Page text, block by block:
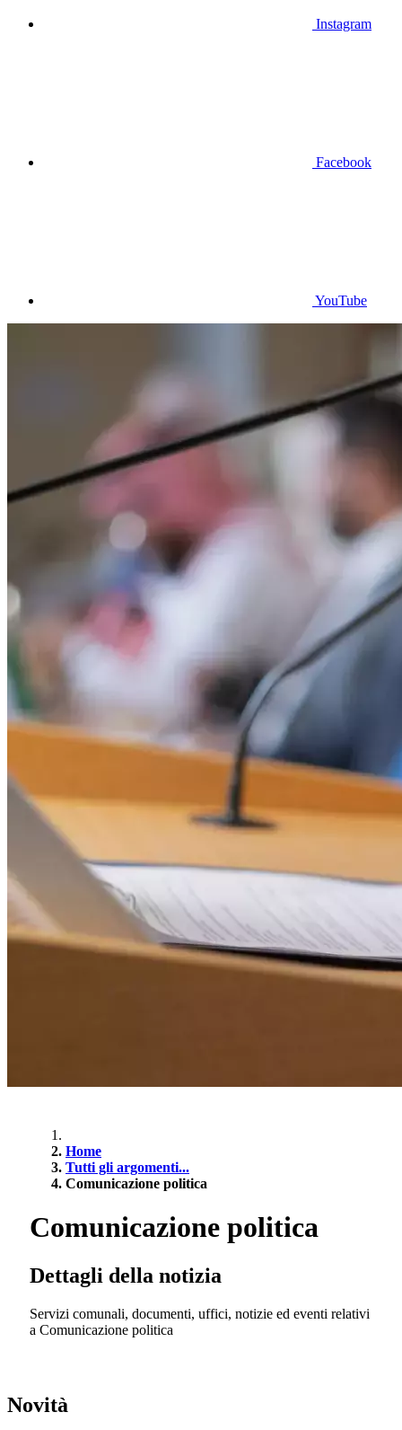
Instagram
Facebook
YouTube
Home
Tutti gli argomenti...
Comunicazione politica
Comunicazione politica
Dettagli della notizia
Servizi comunali, documenti, uffici, notizie ed eventi relativi
a Comunicazione politica
Novità